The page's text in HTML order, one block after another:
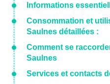
Informations
Consommation et
Saulnes détaillées :
Comment se
Saulnes
Services et contacts